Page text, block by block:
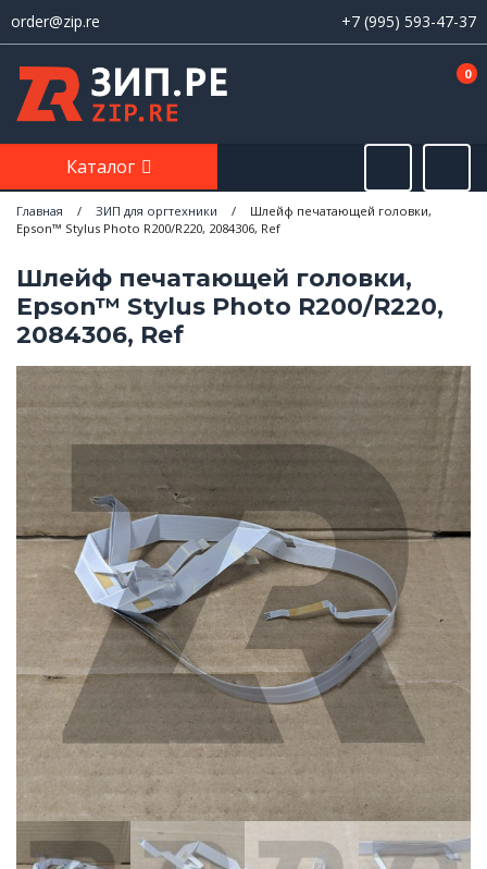
order@zip.re +7 (995) 593-47-37
0
Каталог
Главная / ЗИП для оргтехники /
Шлейф печатающей головки,
Epson™ Stylus Photo R200/R220, 2084306, Ref
Шлейф печатающей головки,
Epson™ Stylus Photo R200/R220,
2084306, Ref